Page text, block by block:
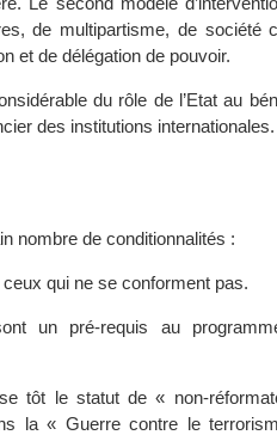
de multipartisme, de société
et de délégation de pouvoir.
du rôle de l’Etat au
des institutions internationales.
nombre de conditionnalités :
qui ne se conforment pas.
un pré-requis au
tôt le statut de « non-
la « Guerre contre le